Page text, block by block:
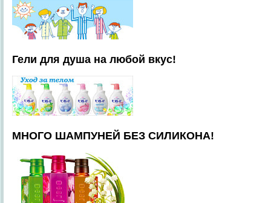
Гели для душа на любой вкус!
МНОГО ШАМПУНЕЙ БЕЗ СИЛИКОНА!